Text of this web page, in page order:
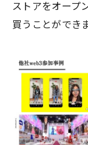
ストアをオープ
買うことができ